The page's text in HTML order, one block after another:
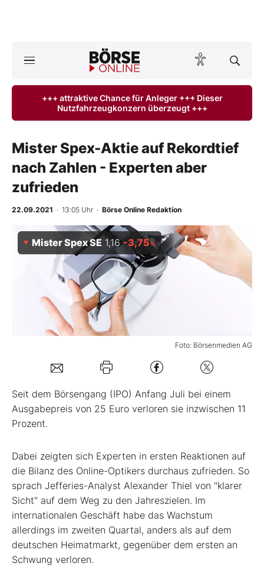
ktuelle Ausgabe BÖRSE ONLINE lesen
Anlageprodukte
Finanz-Check
BO-Musterdepots
Experten
Mein B:O
Mein Konto
Folgen Sie uns
Kontakt
+++ attraktive Chance für Anleger +++ Dieser
Nutzfahrzeugkonzern überzeugt +++
Mister Spex-Aktie auf Rekordtief
nach Zahlen - Experten aber
zufrieden
22.09.2021 · 13:05 Uhr · Börse Online Redaktion
Foto: Börsenmedien AG
Mister Spex SE 1,16 -3,75%
Seit dem Börsengang (IPO) Anfang Juli bei einem
Ausgabepreis von 25 Euro verloren sie inzwischen 11
Prozent.
Dabei zeigten sich Experten in ersten Reaktionen auf
die Bilanz des Online-Optikers durchaus zufrieden. So
sprach Jefferies-Analyst Alexander Thiel von "klarer
Sicht" auf dem Weg zu den Jahreszielen. Im
internationalen Geschäft habe das Wachstum
allerdings im zweiten Quartal, anders als auf dem
deutschen Heimatmarkt, gegenüber dem ersten an
Schwung verloren.